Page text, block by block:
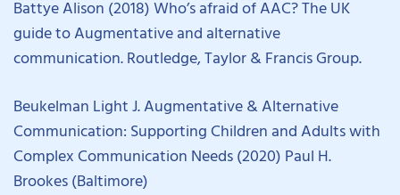
Battye Alison (2018) Who’s afraid of AAC? The UK
guide to Augmentative and alternative
communication. Routledge, Taylor & Francis Group.
Beukelman Light J. Augmentative & Alternative
Communication: Supporting Children and Adults with
Complex Communication Needs (2020) Paul H.
Brookes (Baltimore)